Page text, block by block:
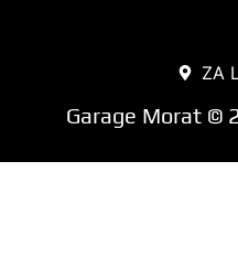
ZA
Garage Morat ©